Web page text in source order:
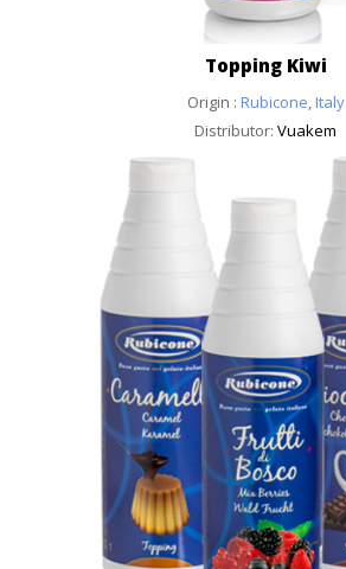
Topping Kiwi
Origin : Rubicone Italy
Distributor: Vuakem